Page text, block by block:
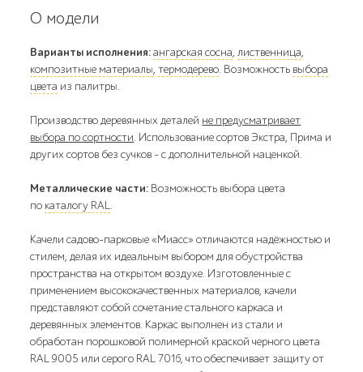
О модели
Варианты исполнения:ангарская сосна,лиственница,
композитные материалы,термодерево. Возможность выбора
цвета из палитры.
Производство деревянных деталей не предусматривает
выбора по сортности. Использование сортов Экстра, Прима и
других сортов без сучков - с дополнительной наценкой.
Металлические части: Возможность выбора цвета
по каталогу RAL.
Качели садово-парковые «Миасс» отличаются надёжностью и
стилем, делая их идеальным выбором для обустройства
пространства на открытом воздухе. Изготовленные с
применением высококачественных материалов, качели
представляют собой сочетание стального каркаса и
деревянных элементов. Каркас выполнен из стали и
обработан порошковой полимерной краской черного цвета
RAL 9005 или серого RAL 7016, что обеспечивает защиту от